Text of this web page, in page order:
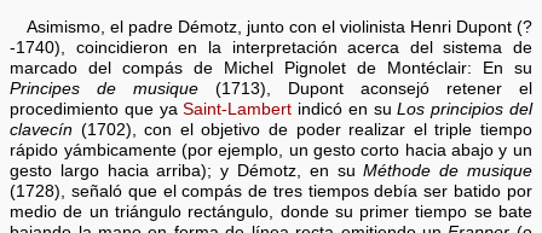
Asimismo, el padre Démotz, junto con el violinista Henri Dupont (?
-1740), coincidieron en la interpretación acerca del sistema de
marcado del compás de Michel Pignolet de Montéclair: En su
Principes de musique (1713), Dupont aconsejó retener el
procedimiento que yaSaint-Lambert indicó en suLos principios del
clavecín (1702), con el objetivo de poder realizar el triple tiempo
rápido yámbicamente (por ejemplo, un gesto corto hacia abajo y un
gesto largo hacia arriba); y Démotz, en suMéthode de musique
(1728), señaló que el compás de tres tiempos debía ser batido por
medio de un triángulo rectángulo, donde su primer tiempo se bate